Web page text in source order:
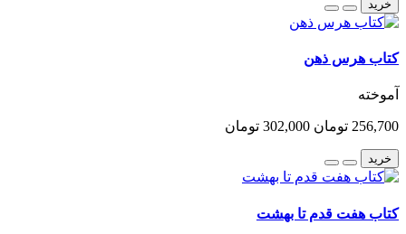
خرید
کتاب هرس ذهن
آموخته
256,700 تومان 302,000 تومان
خرید
کتاب هفت قدم تا بهشت